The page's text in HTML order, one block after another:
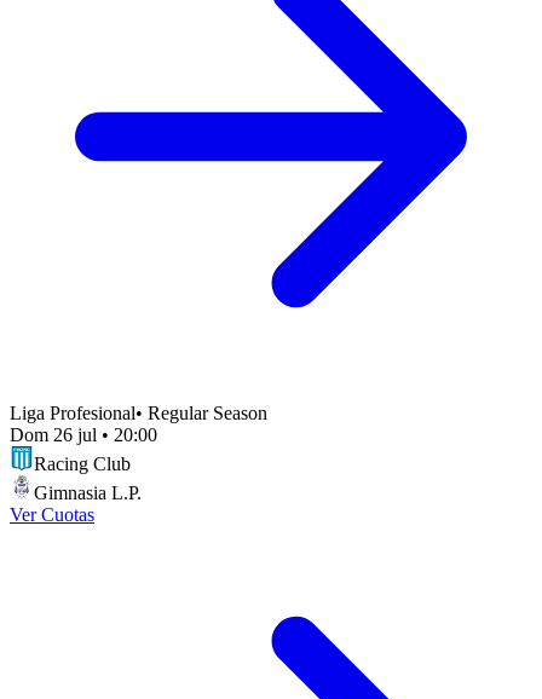
Liga Profesional• Regular Season
Dom 26 jul • 20:00
Racing Club
Gimnasia L.P.
Ver Cuotas